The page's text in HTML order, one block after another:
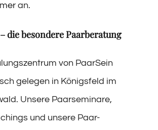
an.
die besondere Paarberatung
von PaarSein
gelegen in Königsfeld im
Unsere Paarseminare,
und unsere Paar-